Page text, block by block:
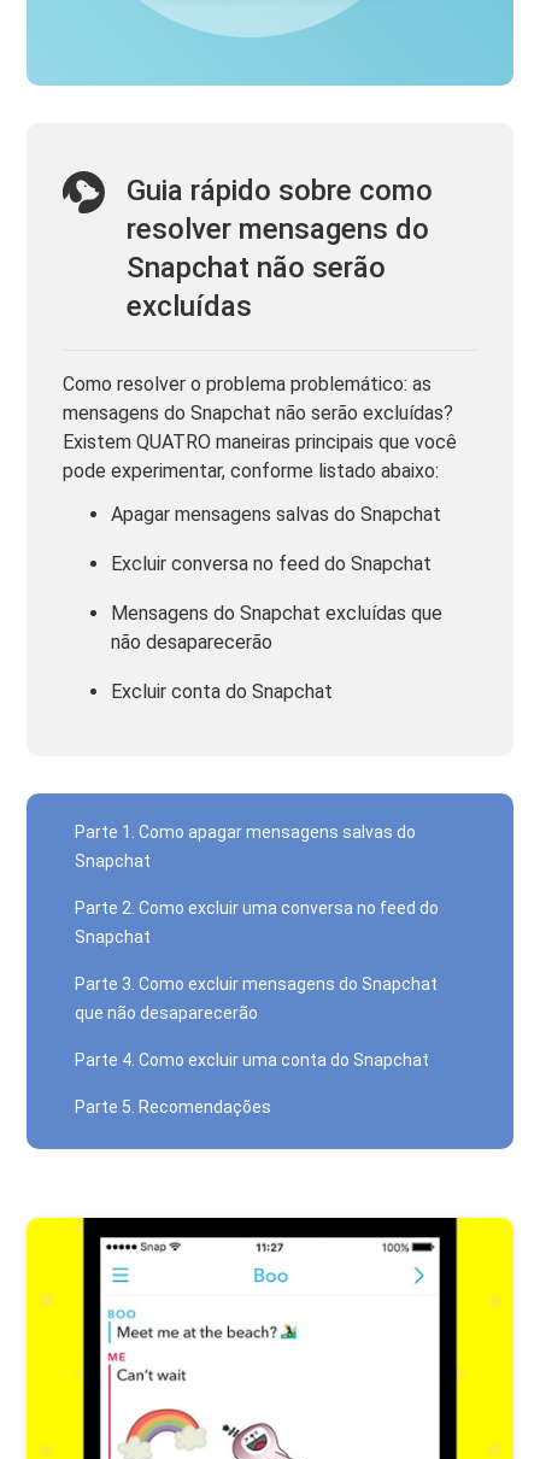
Guia rápido sobre como
resolver mensagens do
Snapchat não serão
excluídas
Como resolver o problema problemático: as
mensagens do Snapchat não serão excluídas?
Existem QUATRO maneiras principais que você
pode experimentar, conforme listado abaixo:
Apagar mensagens salvas do Snapchat
Excluir conversa no feed do Snapchat
Mensagens do Snapchat excluídas que
não desaparecerão
Excluir conta do Snapchat
Parte 1. Como apagar mensagens salvas do
Snapchat
Parte 2. Como excluir uma conversa no feed do
Snapchat
Parte 3. Como excluir mensagens do Snapchat
que não desaparecerão
Parte 4. Como excluir uma conta do Snapchat
Parte 5. Recomendações